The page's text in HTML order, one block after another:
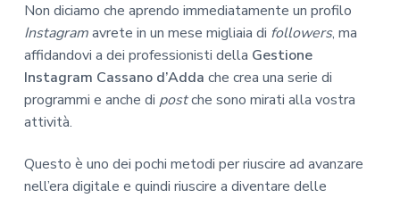
Non diciamo che aprendo immediatamente un profilo
Instagramavrete in un mese migliaia di followers, ma
affidandovi a dei professionisti della Gestione
Instagram Cassano d’Adda che crea una serie di
programmi e anche di postche sono mirati alla vostra
attività.
Questo è uno dei pochi metodi per riuscire ad avanzare
nell’era digitale e quindi riuscire a diventare delle